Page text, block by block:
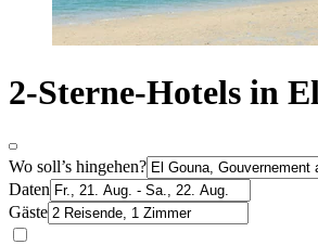
2-Sterne-Hotels in
Wo soll’s hingehen?
Daten
Gäste